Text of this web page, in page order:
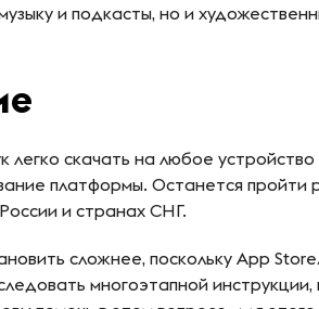
и подкасты, но и
легко скачать на любое устройство
платформы. Останется
и странах СНГ.
сложнее, поскольку App
многоэтапной